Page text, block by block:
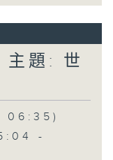
主題: 世
06:35)
-